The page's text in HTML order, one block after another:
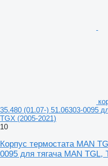
35.480 (01.07-) 51.06303-0095
TGX (2005-2021)
10
Корпус термостата MAN
0095 для тягача MAN